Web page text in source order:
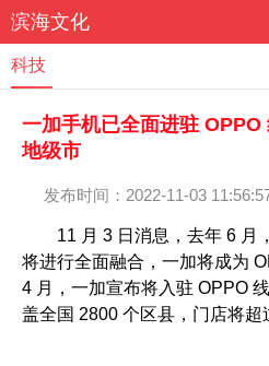
滨海文化
科技
一加手机已全面进驻 OPPO
地级市
发布时间：2022-11-03
11 月 3 日消息，去年 6 月
将进行全面融合，一加将成为
4 月，一加宣布将入驻 OPPO
盖全国 2800 个区县，门店将超